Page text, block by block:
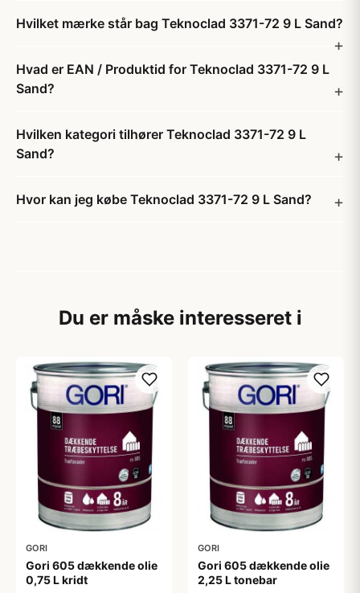
Hvilket mærke står bag Teknoclad 3371-72 9 L Sand?
Hvad er EAN / Produktid for Teknoclad 3371-72 9 L
Sand?
Hvilken kategori tilhører Teknoclad 3371-72 9 L
Sand?
Hvor kan jeg købe Teknoclad 3371-72 9 L Sand?
Du er måske interesseret i
GORI
Gori 605 dækkende olie
0,75 L kridt
GORI
Gori 605 dækkende olie
2,25 L tonebar